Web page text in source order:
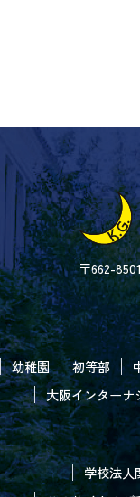
〒662-
幼稚園 初等部
大阪インターナ
学校法人